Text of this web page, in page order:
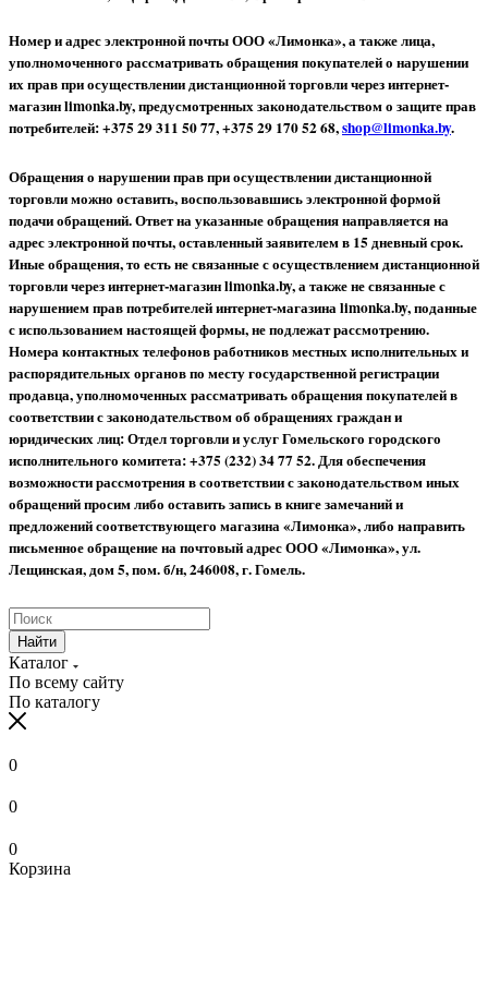
Номер и адрес электронной почты ООО «Лимонка», а также лица,
уполномоченного рассматривать обращения покупателей о нарушении
их прав при осуществлении дистанционной торговли через интернет-
магазин limonka.by, предусмотренных законодательством о защите прав
потребителей: +375 29 311 50 77, +375 29 170 52 68,shop@limonka.by.
Обращения о нарушении прав при осуществлении дистанционной
торговли можно оставить, воспользовавшись электронной формой
подачи обращений. Ответ на указанные обращения направляется на
адрес электронной почты, оставленный заявителем в 15 дневный срок.
Иные обращения, то есть не связанные с осуществлением дистанционной
торговли через интернет-магазин limonka.by, а также не связанные с
нарушением прав потребителей интернет-магазина limonka.by, поданные
с использованием настоящей формы, не подлежат рассмотрению.
Номера контактных телефонов работников местных исполнительных и
распорядительных органов по месту государственной регистрации
продавца, уполномоченных рассматривать обращения покупателей в
соответствии с законодательством об обращениях граждан и
юридических лиц: Отдел торговли и услуг Гомельского городского
исполнительного комитета: +375 (232) 34 77 52.Для обеспечения
возможности рассмотрения в соответствии с законодательством иных
обращений просим либо оставить запись в книге замечаний и
предложений соответствующего магазина «Лимонка», либо направить
письменное обращение на почтовый адрес ООО «Лимонка», ул.
Лещинская, дом 5, пом. б/н, 246008, г. Гомель.
Найти
Каталог
По всему сайту
По каталогу
0
0
0
Корзина